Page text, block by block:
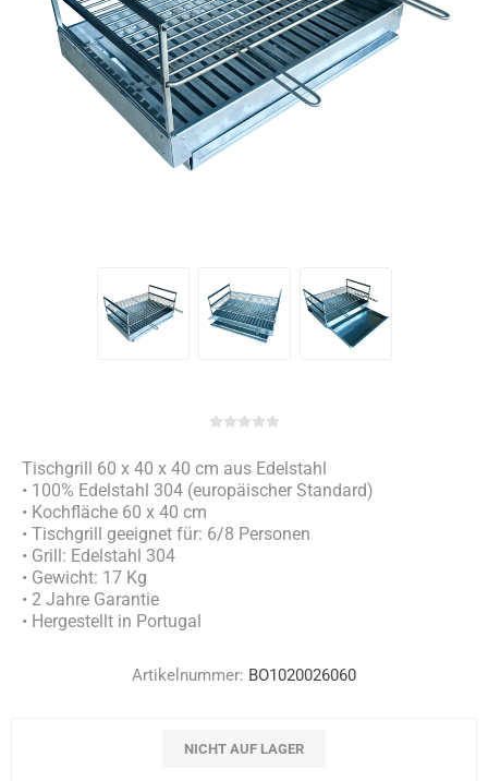
Tischgrill 60 x 40 x 40 cm aus Edelstahl
• 100% Edelstahl 304 (europäischer Standard)
• Kochfläche 60 x 40 cm
• Tischgrill geeignet für: 6/8 Personen
• Grill: Edelstahl 304
• Gewicht: 17 Kg
• 2 Jahre Garantie
• Hergestellt in Portugal
Artikelnummer: BO1020026060
NICHT AUF LAGER